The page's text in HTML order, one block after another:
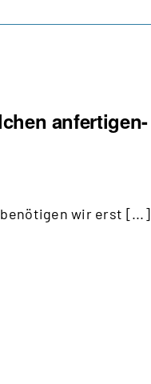
anfertigen-
wir erst [...]